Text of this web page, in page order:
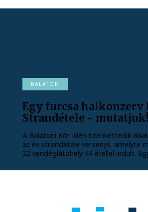
BALATON
Egy furcsa halkonzerv
Strandétele - mutatjuk!
A Balatoni Kör idén tizenkettedik
az év strandétele versenyt, amelyre
22 vendéglátóhely 44 étellel indult.